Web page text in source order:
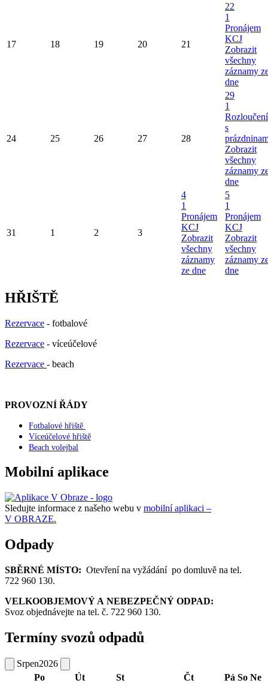
17 18 19 20 21
22
1
Pronájem
KCJ
Zobrazit
všechny
záznamy
dne
24 25 26 27 28
29
1
Rozloučení
s
Zobrazit
všechny
záznamy
dne
31 1 2 3
4
1
Pronájem
KCJ
Zobrazit
všechny
záznamy
ze dne
5
1
Pronájem
KCJ
Zobrazit
všechny
záznamy
dne
HŘIŠTĚ
Rezervace - fotbalové
Rezervace - víceúčelové
Rezervace - beach
PROVOZNÍ ŘÁDY
Fotbalové hřiště
Víceúčelové hřiště
Beach volejbal
Mobilní aplikace
Sledujte informace z našeho webu v mobilní aplikaci –
V OBRAZE.
Odpady
SBĚRNÉ MÍSTO: Otevření na vyžádání po domluvě na tel.
722 960 130.
VELKOOBJEMOVÝ A NEBEZPEČNÝ ODPAD:
Svoz objednávejte na tel. č. 722 960 130.
Termíny svozů odpadů
Srpen2026
Po
Út St Čt Pá So Ne